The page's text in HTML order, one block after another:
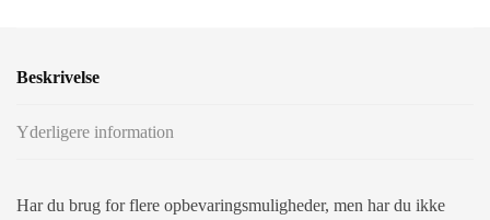
Beskrivelse
Yderligere information
Har du brug for flere opbevaringsmuligheder, men har du ikke